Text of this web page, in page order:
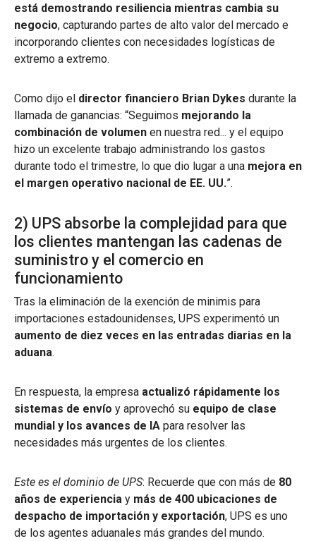
está demostrando resiliencia mientras cambia su
negocio, capturando partes de alto valor del mercado e
incorporando clientes con necesidades logísticas de
extremo a extremo.
Como dijo el director financiero Brian Dykes durante la
llamada de ganancias: “Seguimos mejorando la
combinación de volumen en nuestra red... y el equipo
hizo un excelente trabajo administrando los gastos
durante todo el trimestre, lo que dio lugar a una mejora en
el margen operativo nacional de EE. UU.”.
2) UPS absorbe la complejidad para que
los clientes mantengan las cadenas de
suministro y el comercio en
funcionamiento
Tras la eliminación de la exención de minimis para
importaciones estadounidenses, UPS experimentó un
aumento de diez veces en las entradas diarias en la
aduana.
En respuesta, la empresa actualizó rápidamente los
sistemas de envío y aprovechó su equipo de clase
mundial y los avances de IA para resolver las
necesidades más urgentes de los clientes.
Este es el dominio de UPS: Recuerde que con más de 80
años de experiencia y más de 400 ubicaciones de
despacho de importación y exportación, UPS es uno
de los agentes aduanales más grandes del mundo.